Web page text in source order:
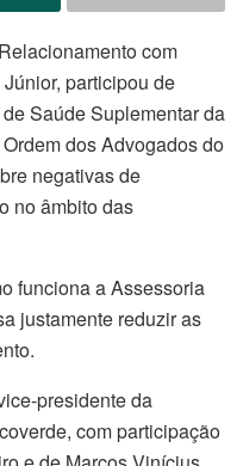
com
participou de
Saúde Suplementar da
dos Advogados do
negativas de
no âmbito das
funciona a Assessoria
justamente reduzir as
presidente da
com participação